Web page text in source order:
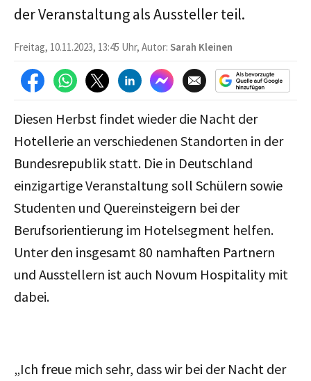
der Veranstaltung als Aussteller teil.
Freitag, 10.11.2023, 13:45 Uhr, Autor: Sarah Kleinen
Diesen Herbst findet wieder die Nacht der
Hotellerie an verschiedenen Standorten in der
Bundesrepublik statt. Die in Deutschland
einzigartige Veranstaltung soll Schülern sowie
Studenten und Quereinsteigern bei der
Berufsorientierung im Hotelsegment helfen.
Unter den insgesamt 80 namhaften Partnern
und Ausstellern ist auch Novum Hospitality mit
dabei.
„Ich freue mich sehr, dass wir bei der Nacht der